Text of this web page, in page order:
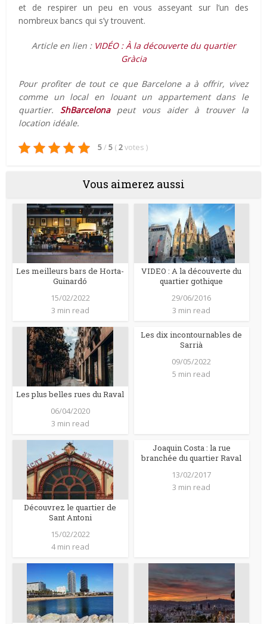
et de respirer un peu en vous asseyant sur l’un des
nombreux bancs qui s’y trouvent.
Article en lien : VIDÉO : À la découverte du quartier
Gràcia
Pour profiter de tout ce que Barcelone a à offrir, vivez
comme un local en louant un appartement dans le
quartier.ShBarcelonapeut vous aider à trouver la
location idéale.
5/ 5 (2votes )
Vous aimerez aussi
Les meilleurs bars de Horta-
Guinardó
15/02/2022
3 min read
VIDEO : A la découverte du
quartier gothique
29/06/2016
3 min read
Les plus belles rues du Raval
06/04/2020
3 min read
Les dix incontournables de
Sarrià
09/05/2022
5 min read
Découvrez le quartier de
Sant Antoni
15/02/2022
4 min read
Joaquin Costa : la rue
branchée du quartier Raval
13/02/2017
3 min read